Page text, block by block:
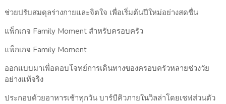
ช่วยปรับสมดุลร่างกายและจิตใจ เพื่อเริ่มต้นปีใหม่อย่างสดชื่น
แพ็กเกจ Family Moment สำหรับครอบครัว
แพ็กเกจ Family Moment
ออกแบบมาเพื่อตอบโจทย์การเดินทางของครอบครัวหลายช่วงวัย
อย่างแท้จริง
ประกอบด้วยอาหารเช้าทุกวัน บาร์บีคิวภายในวิลล่าโดยเชฟส่วนตัว